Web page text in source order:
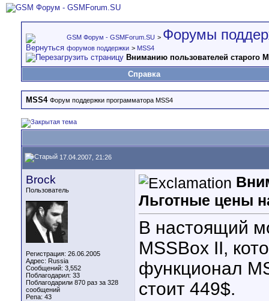
GSM Форум - GSMForum.SU > Форумы
форумов поддержки > MSS4
Вниманию пользователей старого
Справка
MSS4 Форум поддержки программатора MSS4
17.04.2007, 21:26
Brock
Пользователь
Регистрация: 26.06.2005
Адрес: Russia
Сообщений: 3,552
Поблагодарил: 33
Поблагодарили 870 раз за 328
сообщений
Репа: 43
Льготные цены
В настоящий
MSSBox II,
функционал
стоит 449$.